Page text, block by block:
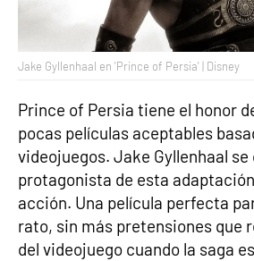
Jake Gyllenhaal en 'Prince of Persia' | Disney
Prince of Persia tiene el honor
pocas películas aceptables
videojuegos. Jake Gyllenhaal
protagonista de esta
acción. Una película perfecta
rato, sin más pretensiones que
del videojuego cuando la saga